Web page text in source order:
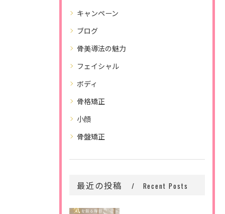
キャンペーン
ブログ
骨美導法の魅力
フェイシャル
ボディ
骨格矯正
小顔
骨盤矯正
最近の投稿 Recent Posts